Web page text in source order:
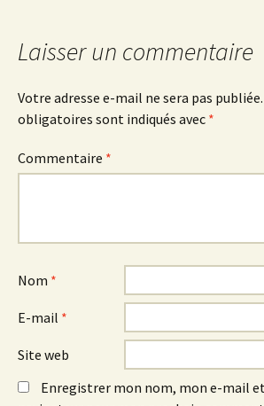
Laisser un commentaire
Votre adresse e-mail ne sera pas publiée.
obligatoires sont indiqués avec *
Commentaire *
Nom *
E-mail *
Site web
Enregistrer mon nom, mon e-mail